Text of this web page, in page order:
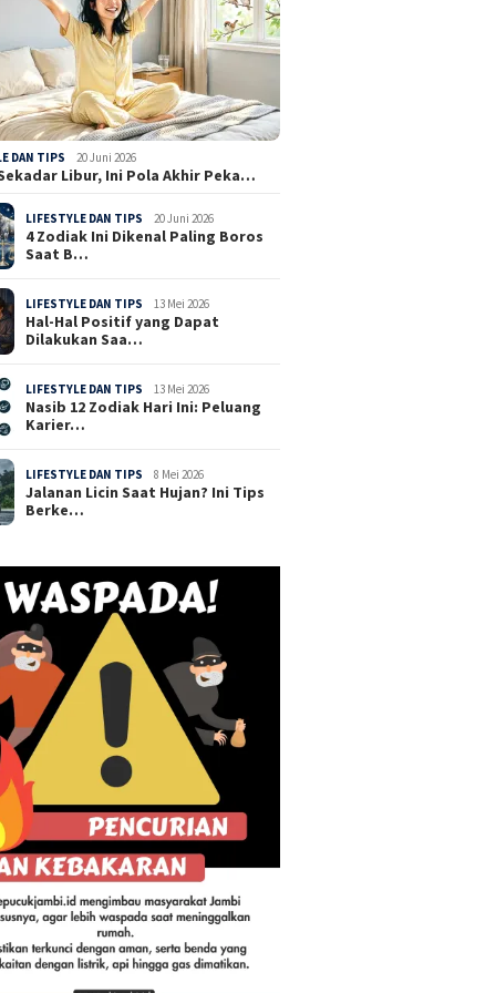
DAN TIPS 20 Juni 2026
Libur, Ini Pola Akhir Peka…
LIFESTYLE DAN TIPS 20 Juni 2026
4 Zodiak Ini Dikenal Paling Boros
Saat B…
LIFESTYLE DAN TIPS 13 Mei 2026
Hal-Hal Positif yang Dapat
Dilakukan Saa…
LIFESTYLE DAN TIPS 13 Mei 2026
Nasib 12 Zodiak Hari Ini: Peluang
Karier…
LIFESTYLE DAN TIPS 8 Mei 2026
Jalanan Licin Saat Hujan? Ini Tips
Berke…